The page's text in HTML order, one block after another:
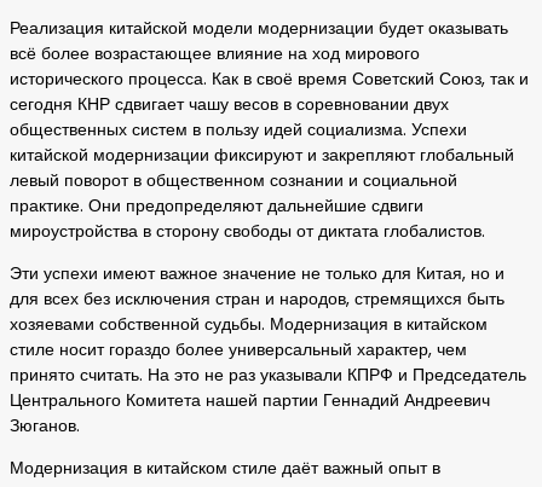
Реализация китайской модели модернизации будет оказывать
всё более возрастающее влияние на ход мирового
исторического процесса. Как в своё время Советский Союз, так и
сегодня КНР сдвигает чашу весов в соревновании двух
общественных систем в пользу идей социализма. Успехи
китайской модернизации фиксируют и закрепляют глобальный
левый поворот в общественном сознании и социальной
практике. Они предопределяют дальнейшие сдвиги
мироустройства в сторону свободы от диктата глобалистов.
Эти успехи имеют важное значение не только для Китая, но и
для всех без исключения стран и народов, стремящихся быть
хозяевами собственной судьбы. Модернизация в китайском
стиле носит гораздо более универсальный характер, чем
принято считать. На это не раз указывали КПРФ и Председатель
Центрального Комитета нашей партии Геннадий Андреевич
Зюганов.
Модернизация в китайском стиле даёт важный опыт в